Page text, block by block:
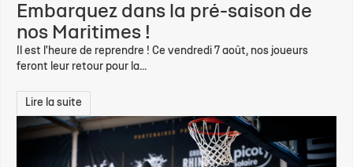
Embarquez dans la pré-saison de
nos Maritimes !
Il est l'heure de reprendre ! Ce vendredi 7 août, nos joueurs
feront leur retour pour la...
Lire la suite